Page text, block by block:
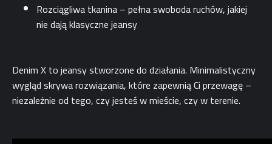
Rozciągliwa tkanina – pełna swoboda ruchów, jakiej
nie dają klasyczne jeansy
Denim X to jeansy stworzone do działania. Minimalistyczny
wygląd skrywa rozwiązania, które zapewnią Ci przewagę –
niezależnie od tego, czy jesteś w mieście, czy w terenie.